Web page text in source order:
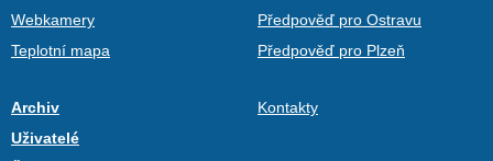
Webkamery
Teplotní mapa
Předpověď pro Ostravu
Předpověď pro Plzeň
Archiv
Uživatelé
Kontakty